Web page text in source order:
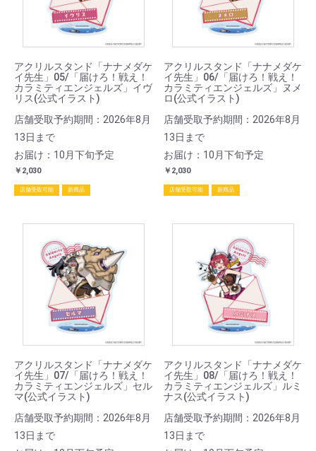
アクリルスタンド「ナナメダケ
イ先生」05/「届けろ！戦え！
カラミティエンジェルズ」イヴ
リス(公式イラスト)
店舗受取予約期間：2026年8月
13日まで
お届け：10月下旬予定
￥2,030
店舗受取可能 新商品
アクリルスタンド「ナナメダケ
イ先生」06/「届けろ！戦え！
カラミティエンジェルズ」ヌメ
ロ(公式イラスト)
店舗受取予約期間：2026年8月
13日まで
お届け：10月下旬予定
￥2,030
店舗受取可能 新商品
アクリルスタンド「ナナメダケ
イ先生」07/「届けろ！戦え！
カラミティエンジェルズ」セル
マ(公式イラスト)
店舗受取予約期間：2026年8月
13日まで
アクリルスタンド「ナナメダケ
イ先生」08/「届けろ！戦え！
カラミティエンジェルズ」ルミ
ナス(公式イラスト)
店舗受取予約期間：2026年8月
13日まで